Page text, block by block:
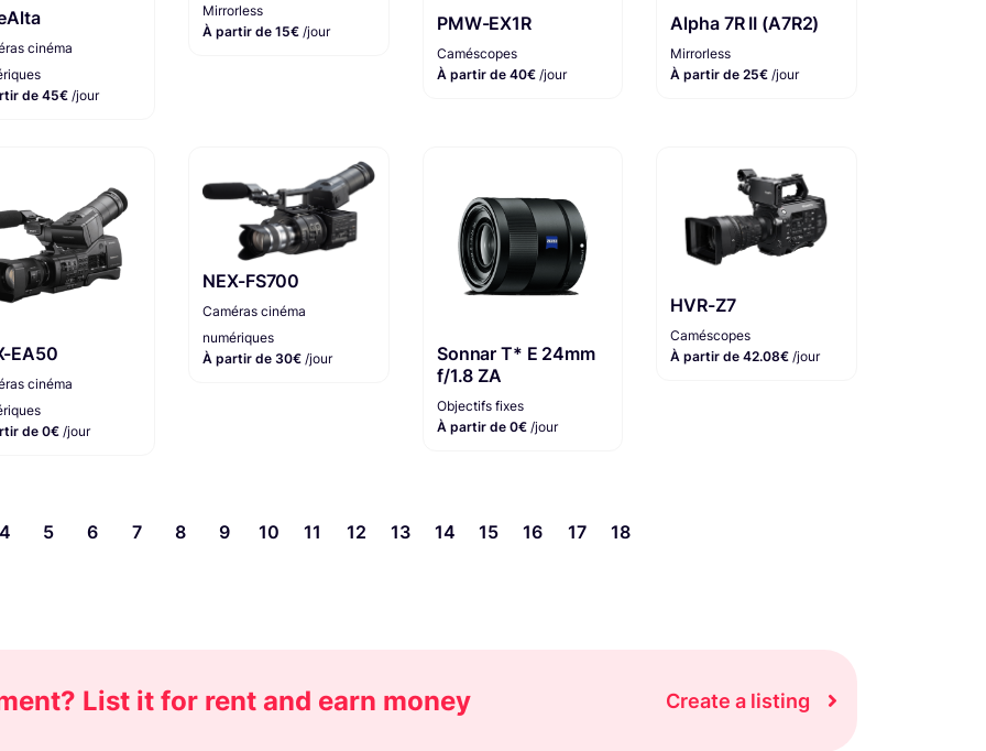
cinéma
de 45€/jour
Mirrorless
À partir de 15€ /jour PMW-EX1R
Caméscopes
À partir de 40€ /jour
Alpha 7R II (A7R2)
Mirrorless
À partir de 25€ /jour
EA50
cinéma
de 0€ /jour
NEX-FS700
Caméras cinéma
numériques
À partir de 30€/jour
Sonnar T* E 24mm
f/1.8 ZA
Objectifs fixes
À partir de 0€ /jour
HVR-Z7
Caméscopes
À partir de 42.08€/jour
4 5 6 7 8 9 10 11 12 13 14 15 16 17 18
List it for rent and earn money Create a listing